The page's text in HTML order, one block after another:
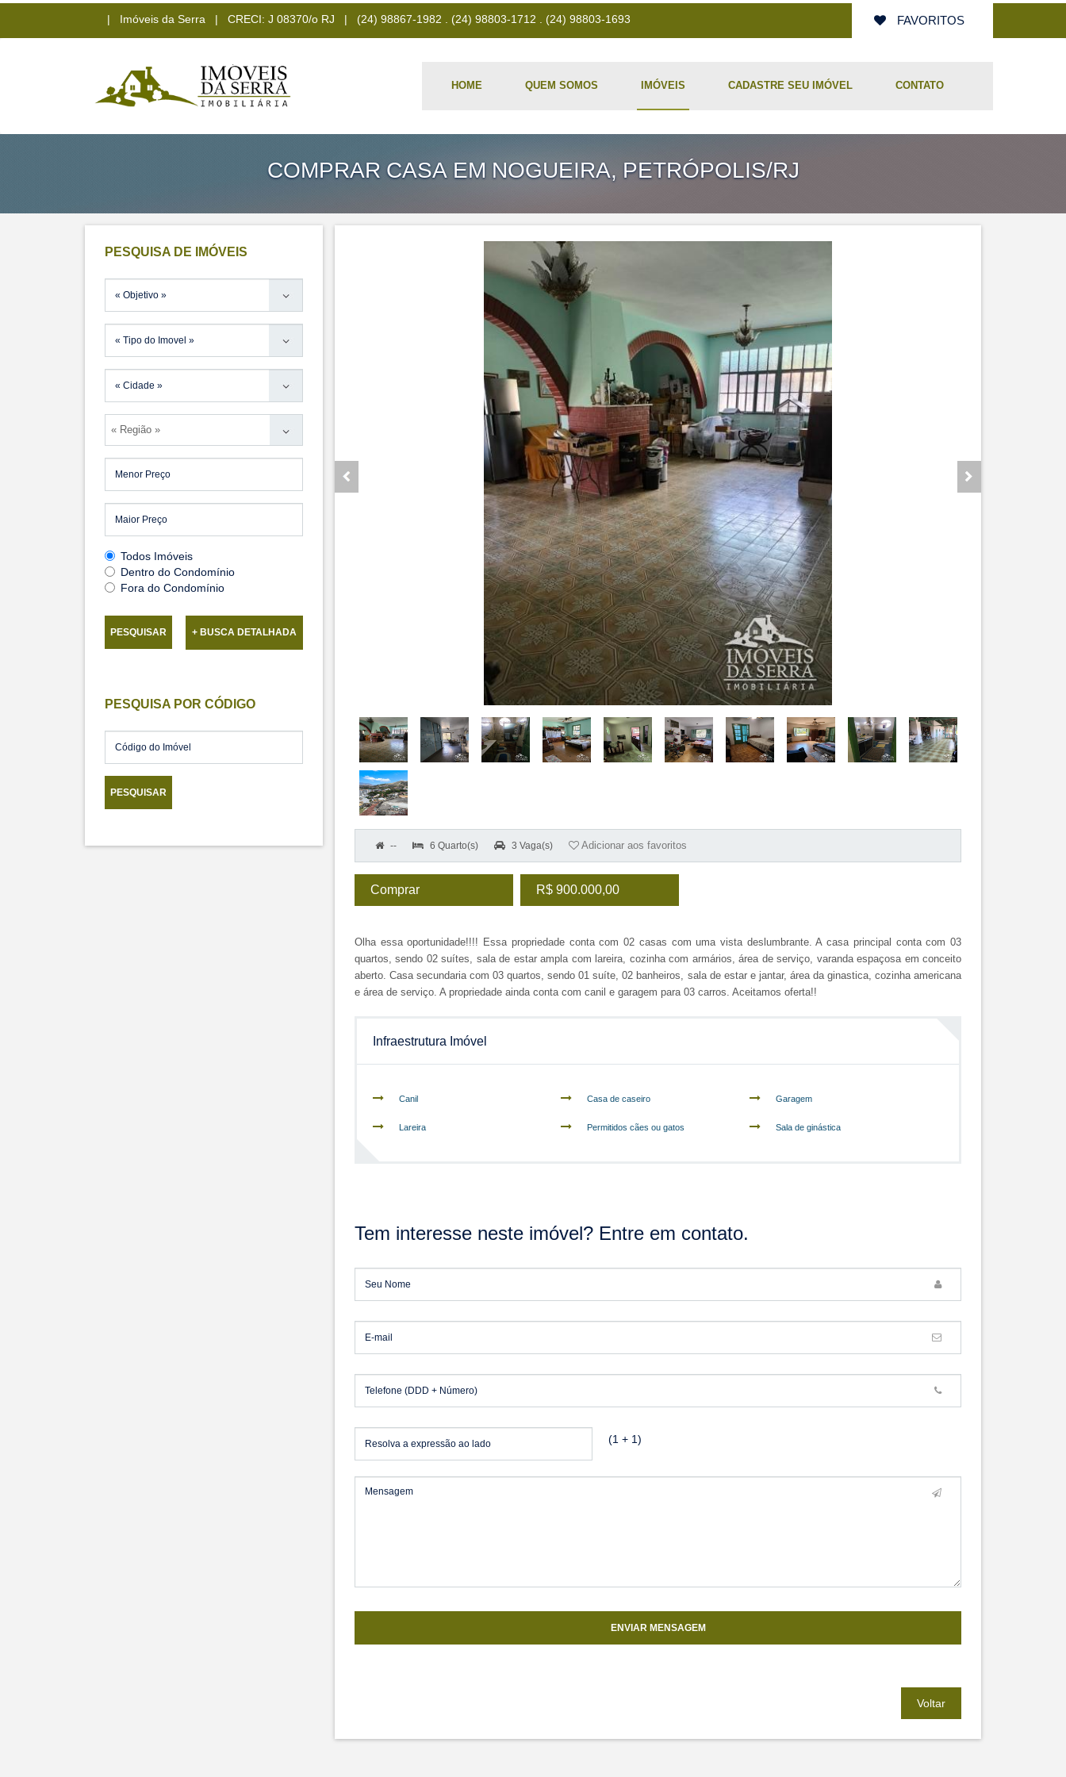
| Imóveis da Serra | CRECI: J 08370/o RJ | (24) 98867-1982 . (24) 98803-1712 . (24) 98803-1693 FAVORITOS
HOME QUEM SOMOS IMÓVEIS CADASTRE SEU IMÓVEL CONTATO
COMPRAR CASA EM NOGUEIRA, PETRÓPOLIS/RJ
PESQUISA DE IMÓVEIS
« Região »
Todos Imóveis
Dentro do Condomínio
Fora do Condomínio
PESQUISAR + BUSCA DETALHADA
PESQUISA POR CÓDIGO
PESQUISAR
-- 6 Quarto(s) 3 Vaga(s)
Comprar R$ 900.000,00
Olha essa oportunidade!!!! Essa propriedade conta com 02 casas com uma vista deslumbrante. A casa principal conta com 03
quartos, sendo 02 suítes, sala de estar ampla com lareira, cozinha com armários, área de serviço, varanda espaçosa em conceito
aberto. Casa secundaria com 03 quartos, sendo 01 suíte, 02 banheiros, sala de estar e jantar, área da ginastica, cozinha americana
e área de serviço. A propriedade ainda conta com canil e garagem para 03 carros. Aceitamos oferta!!
Infraestrutura Imóvel
Canil Casa de caseiro Garagem
Lareira Permitidos cães ou gatos Sala de ginástica